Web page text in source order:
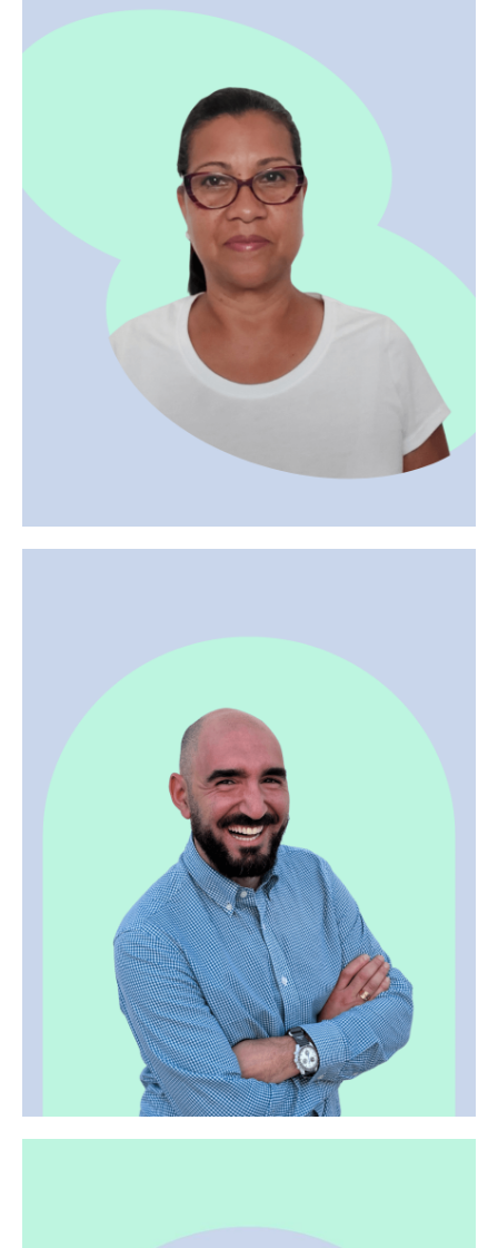
Gregory - Guide
Grégory, originaire de Saint-Étienne, a vécu un
temps à New York, la Big Apple et a succombé à
la magie de cette ville en perpétuelle
effervescence. Il est impossible de s’y ennuyer !
Il réside désormais à Miami, qui allie climat et
cadre idylliques !
Smyrna - Guide